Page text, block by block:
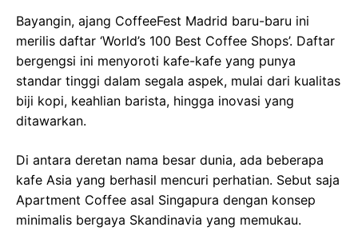
Bayangin, ajang CoffeeFest Madrid baru-baru ini
merilis daftar ‘World’s 100 Best Coffee Shops’. Daftar
bergengsi ini menyoroti kafe-kafe yang punya
standar tinggi dalam segala aspek, mulai dari kualitas
biji kopi, keahlian barista, hingga inovasi yang
ditawarkan.
Di antara deretan nama besar dunia, ada beberapa
kafe Asia yang berhasil mencuri perhatian. Sebut saja
Apartment Coffee asal Singapura dengan konsep
minimalis bergaya Skandinavia yang memukau.